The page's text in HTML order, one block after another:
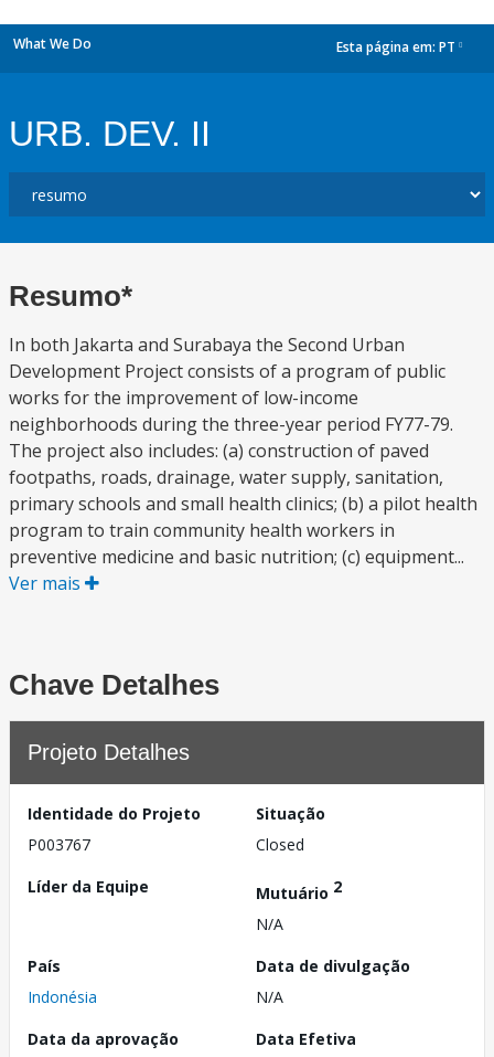
What We Do Esta página em: PT
URB. DEV. II
Resumo*
In both Jakarta and Surabaya the Second Urban
Development Project consists of a program of public
works for the improvement of low-income
neighborhoods during the three-year period FY77-79.
The project also includes: (a) construction of paved
footpaths, roads, drainage, water supply, sanitation,
primary schools and small health clinics; (b) a pilot health
program to train community health workers in
preventive medicine and basic nutrition; (c) equipment...
Ver mais
Chave Detalhes
Projeto Detalhes
Identidade do Projeto
P003767
Situação
Closed
Líder da Equipe
Mutuário 2
N/A
País
Indonésia
Data de divulgação
N/A
Data da aprovação
Data Efetiva